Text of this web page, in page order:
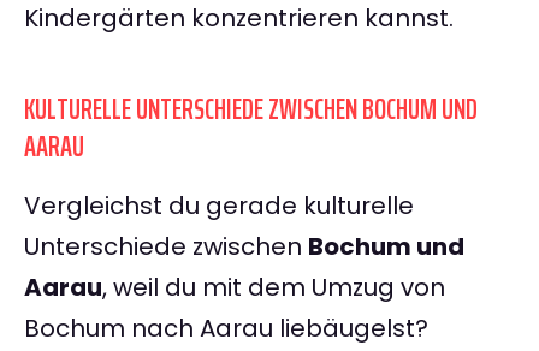
Kindergärten konzentrieren kannst.
KULTURELLE UNTERSCHIEDE ZWISCHEN BOCHUM UND
AARAU
Vergleichst du gerade kulturelle
Unterschiede zwischen Bochum und
Aarau, weil du mit dem Umzug von
Bochum nach Aarau liebäugelst?